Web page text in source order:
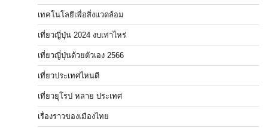
เทคโนโลยีเพื่อสิ่งแวดล้อม
เที่ยวญี่ปุ่น 2024 งบเท่าไหร่
เที่ยวญี่ปุ่นด้วยตัวเอง 2566
เที่ยวประเทศไหนดี
เที่ยวยุโรป หลาย ประเทศ
เรื่องราวของเมืองไทย